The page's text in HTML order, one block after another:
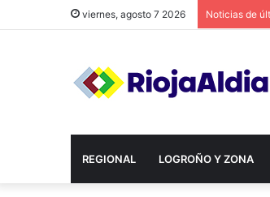
viernes, agosto 7 2026 Noticias de
REGIONAL LOGROÑO Y ZONA